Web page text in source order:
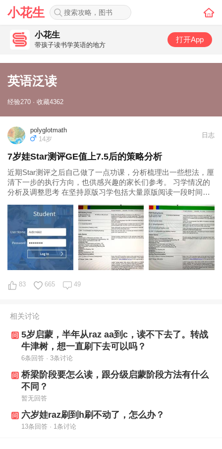
小花生
小花生
带孩子读书学英语的地方
打开App
英语泛读
经验270 · 收藏4362
polyglotmath
14岁
日志
7岁娃Star测评GE值上7.5后的策略分析
近期Star测评之后自己做了一点功课，分析梳理出一些想法，厘
清下一步的执行方向，也供感兴趣的家长们参考。 习学情况的
分析及调整思考 在坚持原版习学包括大量原版阅读一段时间
83 665 49
相关讨论
5岁启蒙，半年从raz aa到c，读不下去了。转战
牛津树，想一直刷下去可以吗？
6条回答 · 3条讨论
桥梁阶段要怎么读，跟分级启蒙阶段方法有什么
不同？
暂无回答
六岁娃raz刷到h刷不动了，怎么办？
13条回答 · 1条讨论